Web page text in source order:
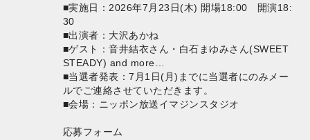
■実施日：2026年7月23日(木) 開場18:00 開演18:
30
■出演者：大沢あかね
■ゲスト：音井結衣さん・白石まゆみさん(SWEET
STEADY) and more…
■当選者発表：7月1日(月)までに当選者にのみメー
ルでご連絡させていただきます。
■会場：ニッポン放送イマジンスタジオ
応募フォーム